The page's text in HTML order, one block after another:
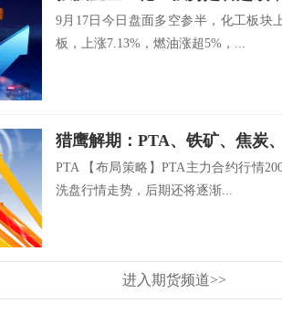
9月17日今日盘面多空参半，化工板块
板，上涨7.13%，燃油涨超5%，...
PTA 【布局策略】PTA主力合约行情
洗盘行情走势，后期还将逐渐...
进入期货频道>>